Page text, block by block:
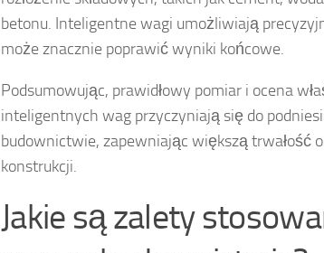
betonu. Inteligentne wagi umożliwiają
może znacznie poprawić wyniki końcowe.
Podsumowując, prawidłowy pomiar i ocena
inteligentnych wag przyczyniają się do
budownictwie, zapewniając większą trwałość
konstrukcji.
Jakie są zalety